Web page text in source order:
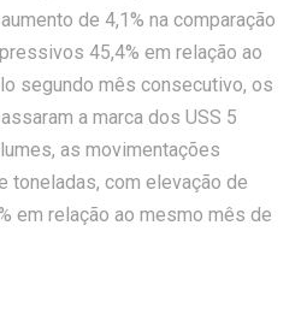
de 4,1% na comparação
45,4% em relação ao
segundo mês consecutivo, os
a marca dos USS 5
as movimentações
toneladas, com elevação de
em relação ao mesmo mês de